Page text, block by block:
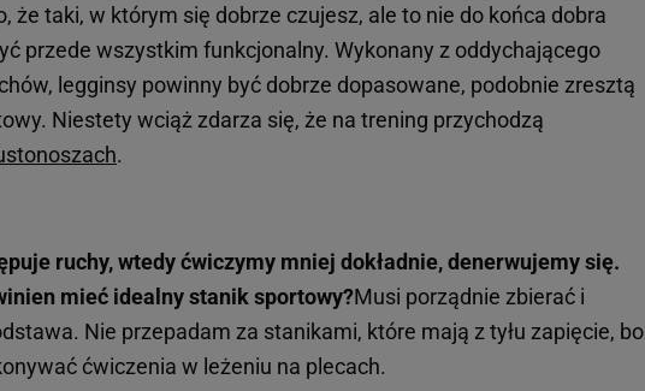
że taki, w którym się dobrze czujesz, ale to nie do końca dobra
przede wszystkim funkcjonalny. Wykonany z oddychającego
legginsy powinny być dobrze dopasowane, podobnie zresztą
Niestety wciąż zdarza się, że na trening przychodzą
.
ruchy, wtedy ćwiczymy mniej dokładnie, denerwujemy się.
mieć idealny stanik sportowy?Musi porządnie zbierać i
Nie przepadam za stanikami, które mają z tyłu zapięcie, bo
ćwiczenia w leżeniu na plecach.